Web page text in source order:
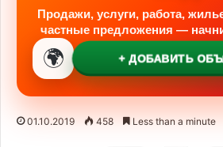
Продажи, услуги, работа,
частные предложения —
🌍 + ДОБАВИТЬ
01.10.2019 458 Less than a minute